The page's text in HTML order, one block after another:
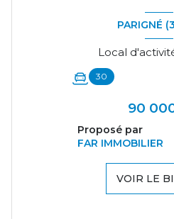
PARIGNÉ
30
90
Proposé par
FAR IMMOBILIER
VOIR LE